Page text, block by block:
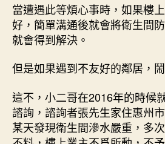
當遭遇此等煩心事時，如果樓
好，簡單溝通後就會將衛生間
就會得到解決。
但是如果遇到不友好的鄰居，
這不，小二哥在2016年的時候
諮詢，諮詢者張先生家住惠州
某天發現衛生間滲水嚴重，多